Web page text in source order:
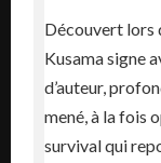
Découvert lors
Kusama signe
d’auteur,
mené, à la fois
survival qui